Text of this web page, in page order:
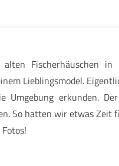
Fischerhäuschen
Lieblingsmodel.
Umgebung erkunden.
So hatten wir etwas Zeit